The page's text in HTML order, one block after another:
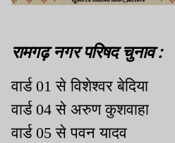
रामगढ़ नगर परिषद चुनाव :
वार्ड 01 से विशेश्वर बेदिया
वार्ड 04 से अरुण कुशवाहा
वार्ड 05 से पवन यादव